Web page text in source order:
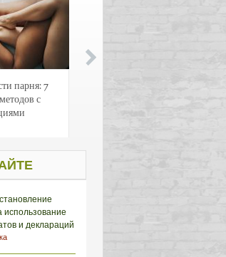
парня: 7
с
и деклараций